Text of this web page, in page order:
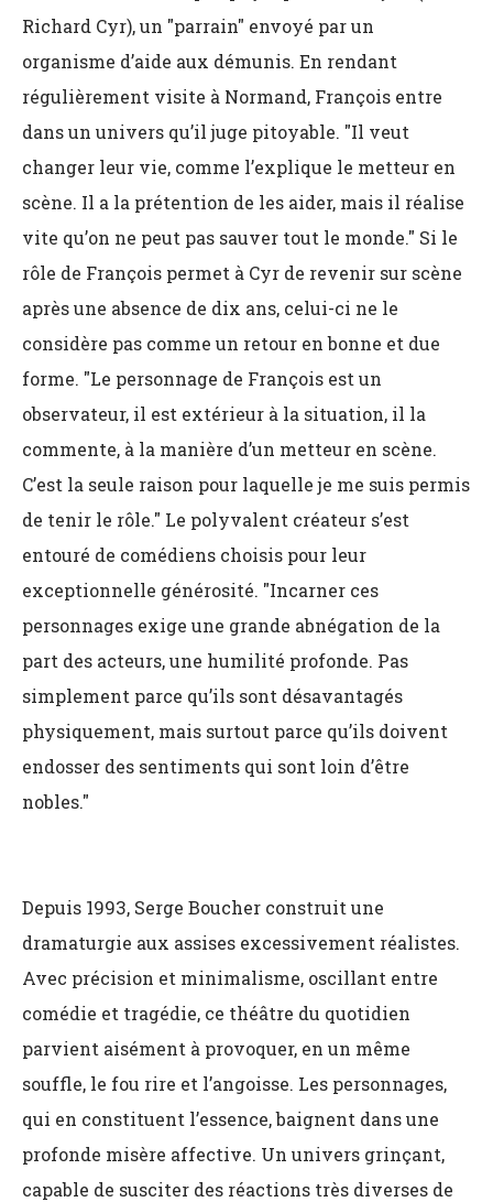
Richard Cyr), un "parrain" envoyé par un
organisme d’aide aux démunis. En rendant
régulièrement visite à Normand, François entre
dans un univers qu’il juge pitoyable. "Il veut
changer leur vie, comme l’explique le metteur en
scène. Il a la prétention de les aider, mais il réalise
vite qu’on ne peut pas sauver tout le monde." Si le
rôle de François permet à Cyr de revenir sur scène
après une absence de dix ans, celui-ci ne le
considère pas comme un retour en bonne et due
forme. "Le personnage de François est un
observateur, il est extérieur à la situation, il la
commente, à la manière d’un metteur en scène.
C’est la seule raison pour laquelle je me suis permis
de tenir le rôle." Le polyvalent créateur s’est
entouré de comédiens choisis pour leur
exceptionnelle générosité. "Incarner ces
personnages exige une grande abnégation de la
part des acteurs, une humilité profonde. Pas
simplement parce qu’ils sont désavantagés
physiquement, mais surtout parce qu’ils doivent
endosser des sentiments qui sont loin d’être
nobles."
Depuis 1993, Serge Boucher construit une
dramaturgie aux assises excessivement réalistes.
Avec précision et minimalisme, oscillant entre
comédie et tragédie, ce théâtre du quotidien
parvient aisément à provoquer, en un même
souffle, le fou rire et l’angoisse. Les personnages,
qui en constituent l’essence, baignent dans une
profonde misère affective. Un univers grinçant,
capable de susciter des réactions très diverses de